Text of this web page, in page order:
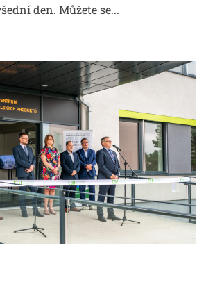
den. Můžete se...